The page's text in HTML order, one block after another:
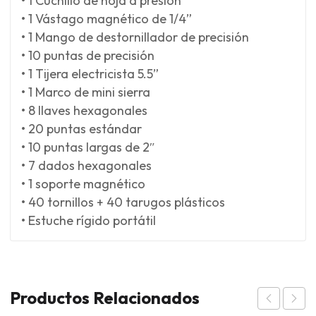
• 1 Vástago magnético de 1/4”
• 1 Mango de destornillador de precisión
• 10 puntas de precisión
• 1 Tijera electricista 5.5”
• 1 Marco de mini sierra
• 8 llaves hexagonales
• 20 puntas estándar
• 10 puntas largas de 2″
• 7 dados hexagonales
• 1 soporte magnético
• 40 tornillos + 40 tarugos plásticos
• Estuche rígido portátil
Productos Relacionados